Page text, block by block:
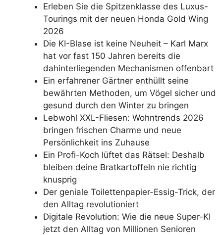
Erleben Sie die Spitzenklasse des Luxus-
Tourings mit der neuen Honda Gold Wing
2026
Die KI-Blase ist keine Neuheit – Karl Marx
hat vor fast 150 Jahren bereits die
dahinterliegenden Mechanismen offenbart
Ein erfahrener Gärtner enthüllt seine
bewährten Methoden, um Vögel sicher und
gesund durch den Winter zu bringen
Lebwohl XXL-Fliesen: Wohntrends 2026
bringen frischen Charme und neue
Persönlichkeit ins Zuhause
Ein Profi-Koch lüftet das Rätsel: Deshalb
bleiben deine Bratkartoffeln nie richtig
knusprig
Der geniale Toilettenpapier-Essig-Trick, der
den Alltag revolutioniert
Digitale Revolution: Wie die neue Super-KI
jetzt den Alltag von Millionen Senioren